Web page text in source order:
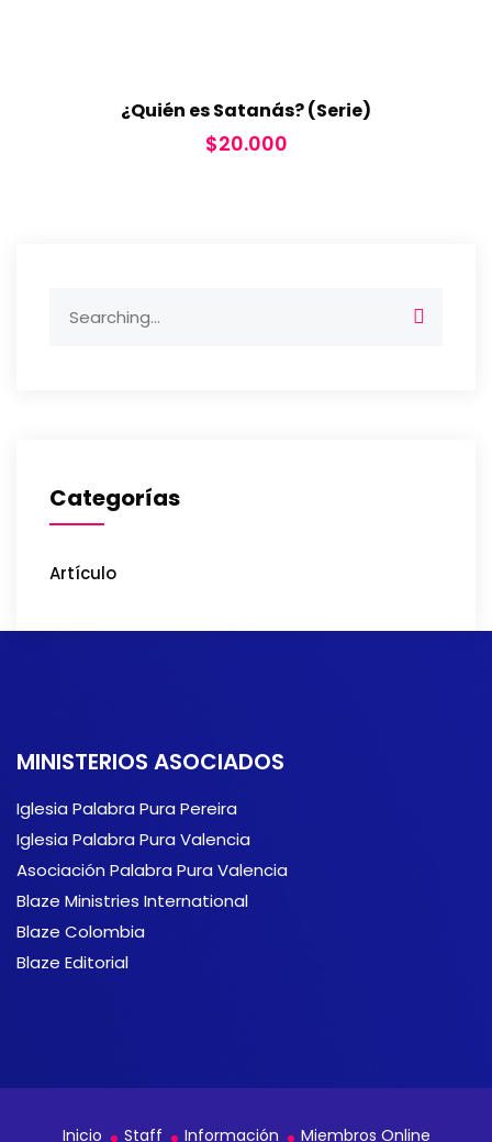
¿Quién es Satanás? (Serie)
$20.000
Categorías
Artículo
MINISTERIOS ASOCIADOS
Iglesia Palabra Pura Pereira
Iglesia Palabra Pura Valencia
Asociación Palabra Pura Valencia
Blaze Ministries International
Blaze Colombia
Blaze Editorial
Inicio Staff Información Miembros Online